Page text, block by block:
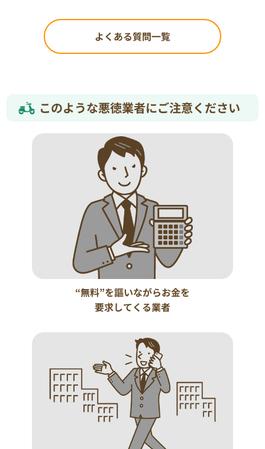
よくある質問一覧
このような悪徳業者にご注意ください
“無料”を謳いながらお金を
要求してくる業者